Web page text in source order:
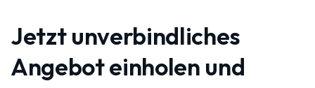
Jetzt unverbindliches
Angebot einholen und